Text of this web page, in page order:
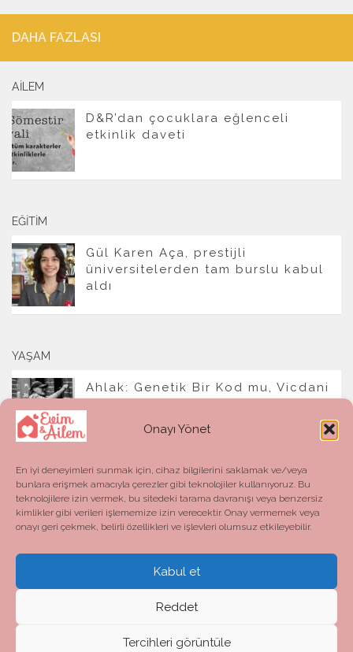
Onayı Yönet
En iyi deneyimleri sunmak için, cihaz bilgilerini saklamak ve/veya
bunlara erişmek amacıyla çerezler gibi teknolojiler kullanıyoruz. Bu
teknolojilere izin vermek, bu sitedeki tarama davranışı veya benzersiz
kimlikler gibi verileri işlememize izin verecektir. Onay vermemek veya
onayı geri çekmek, belirli özellikleri ve işlevleri olumsuz etkileyebilir.
Kabul et
Reddet
Tercihleri görüntüle
DAHA FAZLASI
AILEM
D&R’dan çocuklara eğlenceli
etkinlik daveti
EĞITIM
Gül Karen Aça, prestijli
üniversitelerden tam burslu kabul
aldı
YAŞAM
Ahlak: Genetik Bir Kod mu, Vicdani
Evim ve Ailem © 2026. All Rights Reserved.